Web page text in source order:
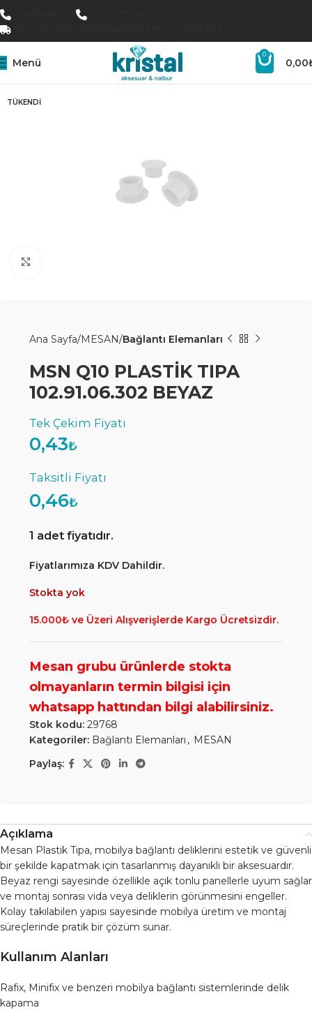
Menü
0
0,00
TÜKENDI
Ana Sayfa MESAN Bağlantı Elemanları
MSN Q10 PLASTİK TIPA
102.91.06.302 BEYAZ
0,43₺
0,46₺
1 adet fiyatıdır.
Fiyatlarımıza KDV Dahildir.
Stokta yok
15.000₺ ve Üzeri Alışverişlerde Kargo Ücretsizdir.
Stok kodu: 29768
Kategoriler: Bağlantı Elemanları , MESAN
Paylaş:
Açıklama
Mesan Plastik Tıpa, mobilya bağlantı deliklerini estetik ve güvenli
bir şekilde kapatmak için tasarlanmış dayanıklı bir aksesuardır.
Beyaz rengi sayesinde özellikle açık tonlu panellerle uyum sağlar
ve montaj sonrası vida veya deliklerin görünmesini engeller.
Kolay takılabilen yapısı sayesinde mobilya üretim ve montaj
süreçlerinde pratik bir çözüm sunar.
Kullanım Alanları
Rafix, Minifix ve benzeri mobilya bağlantı sistemlerinde delik
kapama